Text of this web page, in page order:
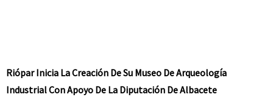
Riópar Inicia La Creación De Su Museo De Arqueología
Industrial Con Apoyo De La Diputación De Albacete